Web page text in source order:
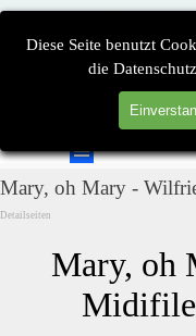
Diese Seite benutzt
die
Direkt zum Seiteninhalt
Mary, oh Mary -
Detailseiten
Mary, oh